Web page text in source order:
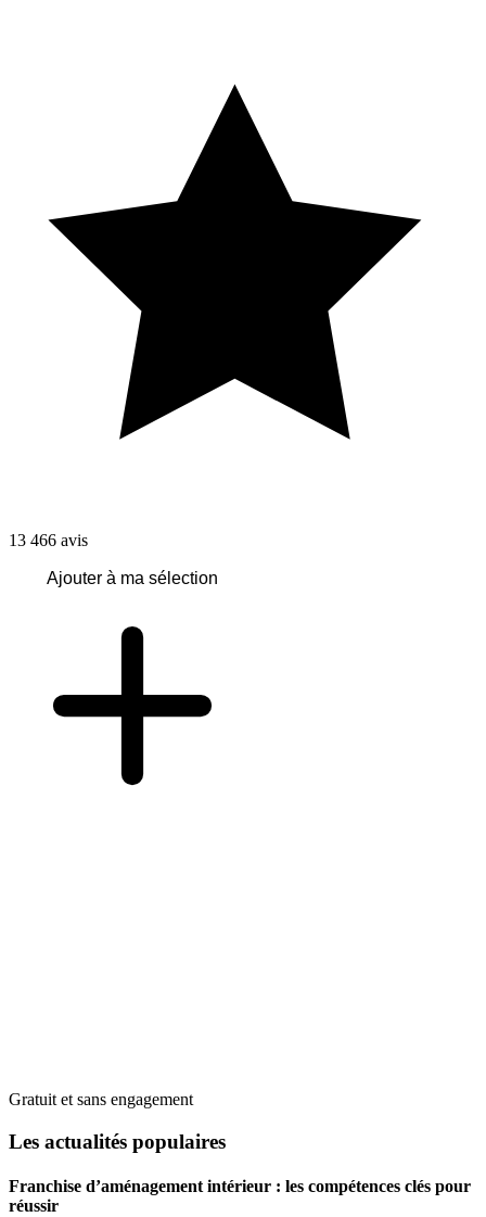
13 466 avis
Ajouter à ma sélection
Gratuit et sans engagement
Les actualités populaires
Franchise d’aménagement intérieur : les compétences clés pour
réussir